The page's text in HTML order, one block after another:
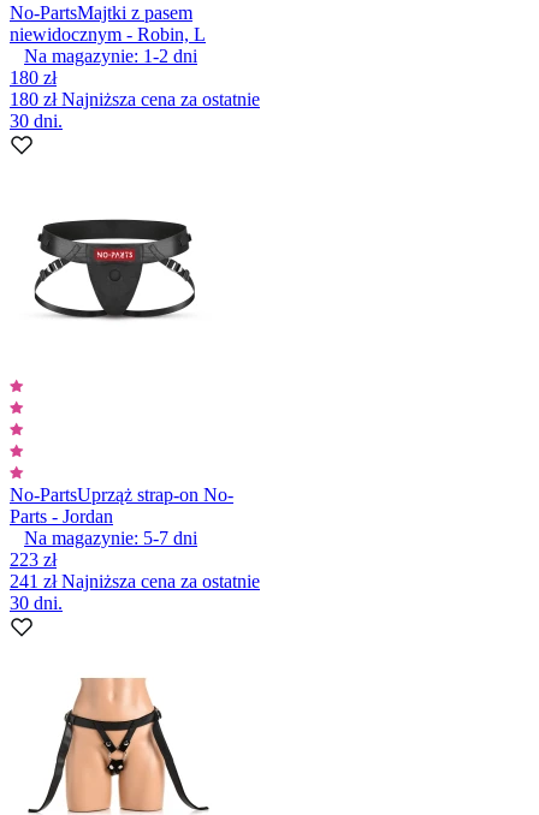
No-PartsMajtki z pasem
niewidocznym - Robin, L
Na magazynie: 1-2 dni
180 zł
180 złNajniższa cena za ostatnie
30 dni.
No-PartsUprząż strap-on No-
Parts - Jordan
Na magazynie: 5-7 dni
223 zł
241 złNajniższa cena za ostatnie
30 dni.